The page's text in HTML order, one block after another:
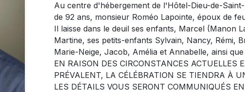
Au centre d'hébergement de l'Hôtel-Dieu-de-
de 92 ans, monsieur Roméo Lapointe, époux de
Il laisse dans le deuil ses enfants, Marcel (Manon
Martine, ses petits-enfants Sylvain, Nancy, Rémi,
Marie-Neige, Jacob, Amélia et Annabelle, ainsi
EN RAISON DES CIRCONSTANCES ACTUELLES
PRÉVALENT, LA CÉLÉBRATION SE TIENDRA À
LES DÉTAILS VOUS SERONT COMMUNIQUÉS